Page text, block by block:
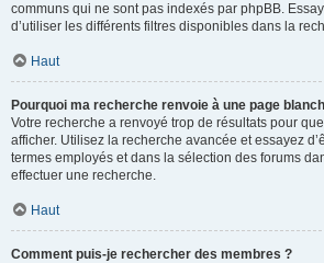
communs qui ne sont pas indexés par phpBB.
d’utiliser les différents filtres disponibles dans la
Haut
Pourquoi ma recherche renvoie à une page
Votre recherche a renvoyé trop de résultats pour
afficher. Utilisez la recherche avancée et essayez
termes employés et dans la sélection des forums
effectuer une recherche.
Haut
Comment puis-je rechercher des membres ?